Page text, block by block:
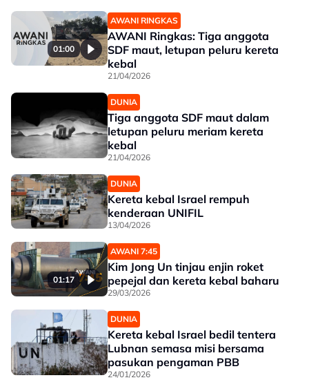
01:00
AWANI RINGKAS
AWANI Ringkas: Tiga anggota
SDF maut, letupan peluru kereta
kebal
21/04/2026
DUNIA
Tiga anggota SDF maut dalam
letupan peluru meriam kereta
kebal
21/04/2026
DUNIA
Kereta kebal Israel rempuh
kenderaan UNIFIL
13/04/2026
01:17
AWANI 7:45
Kim Jong Un tinjau enjin roket
pepejal dan kereta kebal baharu
29/03/2026
DUNIA
Kereta kebal Israel bedil tentera
Lubnan semasa misi bersama
pasukan pengaman PBB
24/01/2026